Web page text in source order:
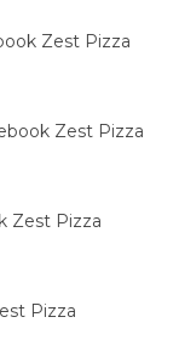
Zest Pizza
Zest Pizza
Zest Pizza
Pizza